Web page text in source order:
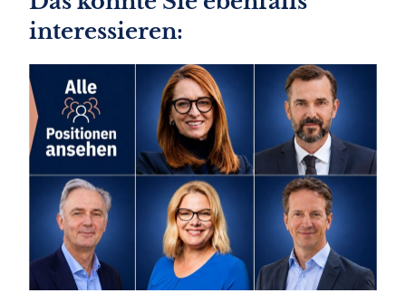
interessieren: